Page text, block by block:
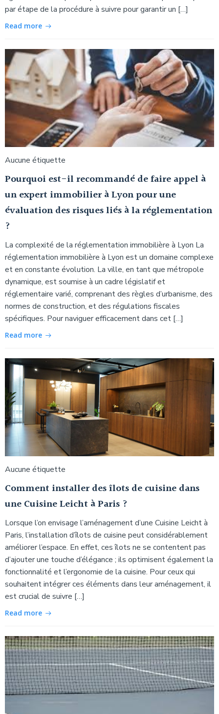
par étape de la procédure à suivre pour garantir un […]
Read more
Aucune étiquette
Pourquoi est-il recommandé de faire appel à
un expert immobilier à Lyon pour une
évaluation des risques liés à la réglementation
?
La complexité de la réglementation immobilière à Lyon La
réglementation immobilière à Lyon est un domaine complexe
et en constante évolution. La ville, en tant que métropole
dynamique, est soumise à un cadre législatif et
réglementaire varié, comprenant des règles d’urbanisme, des
normes de construction, et des régulations fiscales
spécifiques. Pour naviguer efficacement dans cet […]
Read more
Aucune étiquette
Comment installer des îlots de cuisine dans
une Cuisine Leicht à Paris ?
Lorsque l’on envisage l’aménagement d’une Cuisine Leicht à
Paris, l’installation d’îlots de cuisine peut considérablement
améliorer l’espace. En effet, ces îlots ne se contentent pas
d’ajouter une touche d’élégance ; ils optimisent également la
fonctionnalité et l’ergonomie de la cuisine. Pour ceux qui
souhaitent intégrer ces éléments dans leur aménagement, il
est crucial de suivre […]
Read more